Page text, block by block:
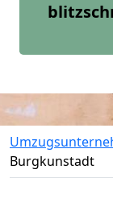
Burgkunstadt